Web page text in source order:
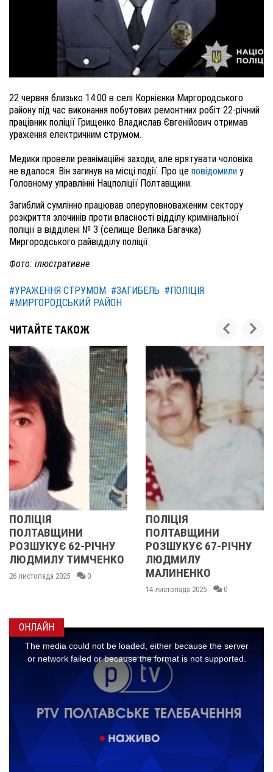
22 червня близько 14:00 в селі Корнієнки Миргородського
району під час виконання побутових ремонтних робіт 22-річний
працівник поліції Грищенко Владислав Євгенійович отримав
ураження електричним струмом.
Медики провели реанімаційні заходи, але врятувати чоловіка
не вдалося. Він загинув на місці події. Про це повідомили у
Головному управлінні Нацполіції Полтавщини.
Загиблий сумлінно працював оперуповноваженим сектору
розкриття злочинів проти власності відділу кримінальної
поліції в відділені № 3 (селище Велика Багачка)
Миргородського райвідділу поліції.
Фото: ілюстративне
#УРАЖЕННЯ СТРУМОМ #ЗАГИБЕЛЬ #ПОЛІЦІЯ
#МИРГОРОДСЬКИЙ РАЙОН
ЧИТАЙТЕ ТАКОЖ
62-РІЧНУ
ТИМЧЕНКО
2025 0
ПОЛІЦІЯ
ПОЛТАВЩИНИ
РОЗШУКУЄ 67-РІЧНУ
ЛЮДМИЛУ
МАЛИНЕНКО
14 листопада 2025 0
ОНЛАЙН